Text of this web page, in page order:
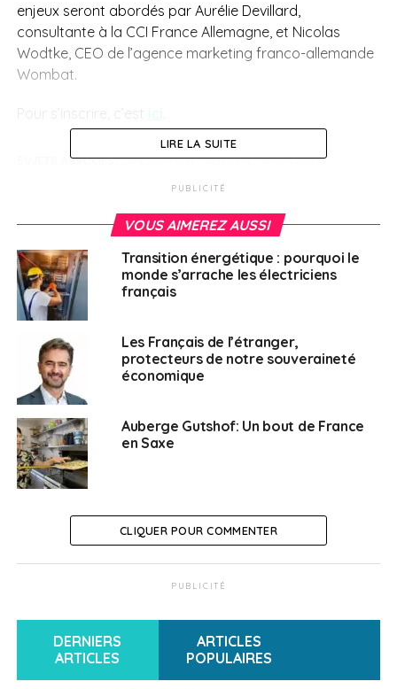
enjeux seront abordés par Aurélie Devillard,
consultante à la CCI France Allemagne, et Nicolas
Wodtke, CEO de l’agence marketing franco-allemande
Wombat.
SUJETS ASSOCIÉS: ALLEMAGNE DIGITAL
FEATURED
20 mars 2024 : Journée internationale de la
NE RATEZ PAS
CCI France-Belgique – Forum implantation en
Belgique : proximité et différences
Français à l'étranger
LIRE LA SUITE
PUBLICITÉ
VOUS AIMEREZ AUSSI
Transition énergétique : pourquoi le
monde s’arrache les électriciens
français
Les Français de l’étranger,
protecteurs de notre souveraineté
économique
Auberge Gutshof: Un bout de France
en Saxe
CLIQUER POUR COMMENTER
PUBLICITÉ
DERNIERS
ARTICLES
ARTICLES
POPULAIRES